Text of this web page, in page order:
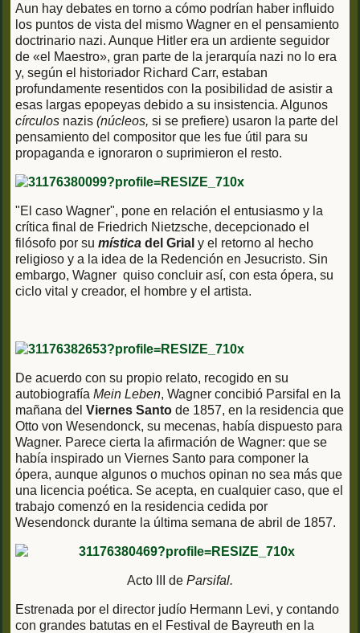
Aun hay debates en torno a cómo podrían haber influido
los puntos de vista del mismo Wagner en el pensamiento
doctrinario nazi. Aunque Hitler era un ardiente seguidor
de «el Maestro», gran parte de la jerarquía nazi no lo era
y, según el historiador Richard Carr, estaban
profundamente resentidos con la posibilidad de asistir a
esas largas epopeyas debido a su insistencia. Algunos
círculos nazis (núcleos, si se prefiere) usaron la parte del
pensamiento del compositor que les fue útil para su
propaganda e ignoraron o suprimieron el resto.
"El caso Wagner", pone en relación el entusiasmo y la
crítica final de Friedrich Nietzsche, decepcionado el
filósofo por su mística del Grial y el retorno al hecho
religioso y a la idea de la Redención en Jesucristo. Sin
embargo, Wagner quiso concluir así, con esta ópera, su
ciclo vital y creador, el hombre y el artista.
De acuerdo con su propio relato, recogido en su
autobiografía Mein Leben, Wagner concibió Parsifal en la
mañana del Viernes Santo de 1857, en la residencia que
Otto von Wesendonck, su mecenas, había dispuesto para
Wagner. Parece cierta la afirmación de Wagner: que se
había inspirado un Viernes Santo para componer la
ópera, aunque algunos o muchos opinan no sea más que
una licencia poética. Se acepta, en cualquier caso, que el
trabajo comenzó en la residencia cedida por
Wesendonck durante la última semana de abril de 1857.
Acto III de Parsifal.
Estrenada por el director judío Hermann Levi, y contando
con grandes batutas en el Festival de Bayreuth en la